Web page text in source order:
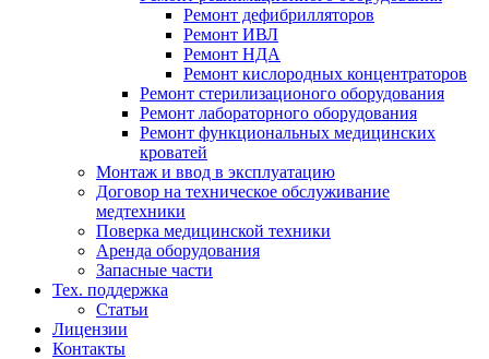
Ремонт дефибрилляторов
Ремонт ИВЛ
Ремонт НДА
Ремонт кислородных концентраторов
Ремонт стерилизационого оборудования
Ремонт лабораторного оборудования
Ремонт функциональных медицинских
кроватей
Монтаж и ввод в эксплуатацию
Договор на техническое обслуживание
медтехники
Поверка медицинской техники
Аренда оборудования
Запасные части
Тех. поддержка
Статьи
Лицензии
Контакты